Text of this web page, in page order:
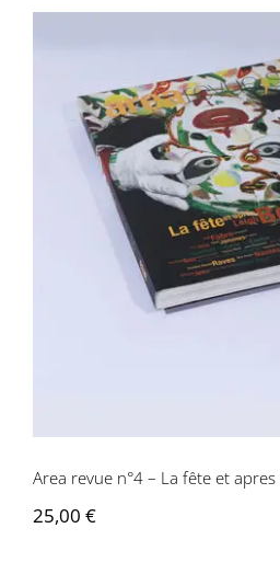
Area revue n°4 –
Area revue n°4 – La fête et apres
25,00 €